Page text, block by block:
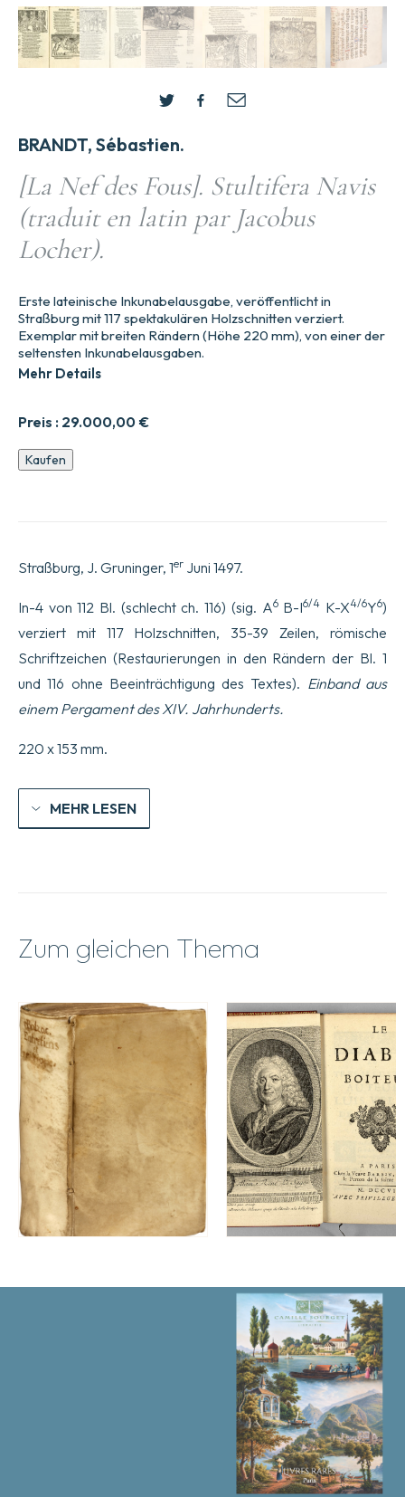
BRANDT, Sébastien.
[La Nef des Fous]. Stultifera Navis
(traduit en latin par Jacobus
Locher).
Preis : 29.000,00 €
Erste lateinische Inkunabelausgabe, veröffentlicht in
Straßburg mit 117 spektakulären Holzschnitten verziert.
Exemplar mit breiten Rändern (Höhe 220 mm), von einer der
seltensten Inkunabelausgaben.
Mehr Details
[La
Nef
en
par
Locher).
Menge
Kaufen
Straßburg, J. Gruninger, 1er Juni 1497.
In-4 von 112 Bl. (schlecht ch. 116) (sig. A6B-I6/4 K-X4/6Y6)
verziert mit 117 Holzschnitten, 35-39 Zeilen, römische
Schriftzeichen (Restaurierungen in den Rändern der Bl. 1
und 116 ohne Beeinträchtigung des Textes). Einband aus
einem Pergament des XIV. Jahrhunderts.
220 x 153 mm.
MEHR LESEN
Zum gleichen Thema